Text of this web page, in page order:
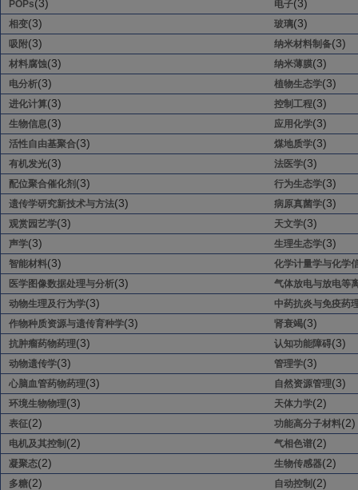
POPs(3) 电子(3)
相变(3) 玻璃(3)
吸附(3) 纳米材料制备(3)
材料腐蚀(3) 纳米薄膜(3)
电分析(3) 植物生态学(3)
进化计算(3) 控制工程(3)
生物信息(3) 应用化学(3)
活性自由基聚合(3) 煤地质学(3)
有机发光(3) 法医学(3)
配位聚合催化剂 (3) 行为生态学(3)
遗传学研究新技术与方法(3) 病原真菌学(3)
观赏园艺学(3) 天文学(3)
声学(3) 生理生态学(3)
智能材料(3)
化学计量学与化学
医学图像数据处理与分析(3)
气体放电与放电等
动物生理及行为学(3)
中药抗炎与免疫药
作物种质资源与遗传育种学(3) 肾衰竭(3)
抗肿瘤药物药理(3) 认知功能障碍(3)
动物遗传学(3) 管理学(3)
心脑血管药物药理(3) 自然资源管理(3)
环境生物物理(3) 天体力学(2)
表征(2) 功能高分子材料(2)
电机及其控制 (2) 气相色谱(2)
凝聚态(2) 生物传感器(2)
多糖(2) 自动控制 (2)